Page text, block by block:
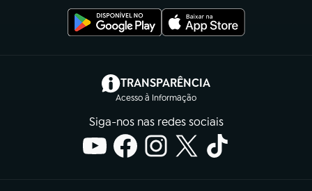
TRANSPARÊNCIA
Acesso à Informação
(abre em nova aba)
Siga-nos nas redes sociais